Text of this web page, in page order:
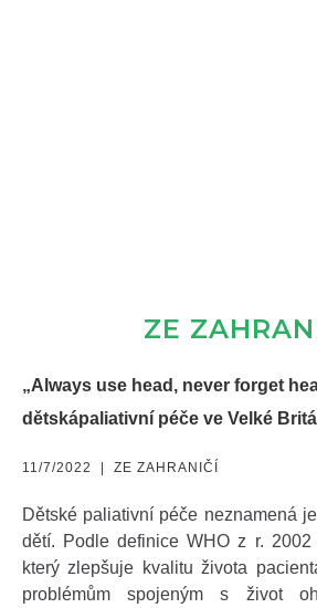
ZE
„Always use head, never forget
dětskápaliativní péče ve Velké
11/7/2022 ZE ZAHRANIČÍ
Dětské paliativní péče neznamená
dětí. Podle definice WHO z r.
který zlepšuje kvalitu života
problémům spojeným s život